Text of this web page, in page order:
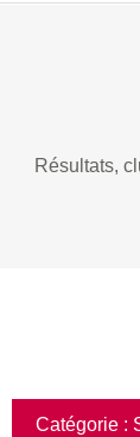
Résultats,
Catégorie :